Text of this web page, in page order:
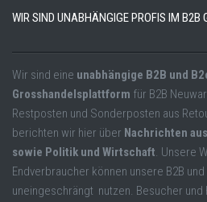
WIR SIND UNABHÄNGIGE PROFIS IM B2B
Wir sind eine unabhängige B2B und
Grosshandelsplattform für B2B
Restposten und Sonderposten aus
berichten wir hier über Nachrichten
sowie Politik und Wirtschaft. Unsere
Endverbraucher können unsere B2B
uneingeschrängt nutzen. Besucher